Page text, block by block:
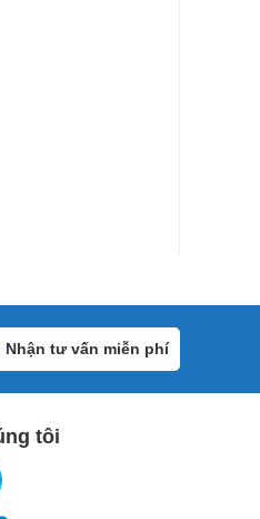
Nhận tư vấn miễn phí
tôi